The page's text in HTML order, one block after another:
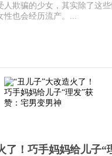
人欺骗的少女，其实除了这
也会经历流产。...
了！巧手妈妈给儿子“